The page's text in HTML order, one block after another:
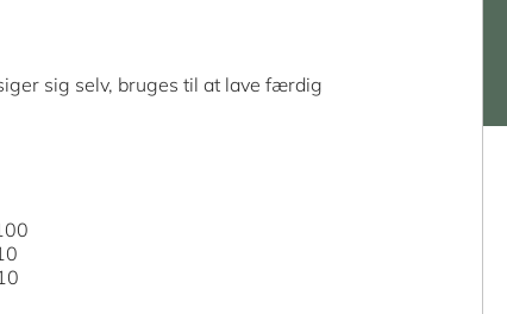
sig selv, bruges til at lave færdig